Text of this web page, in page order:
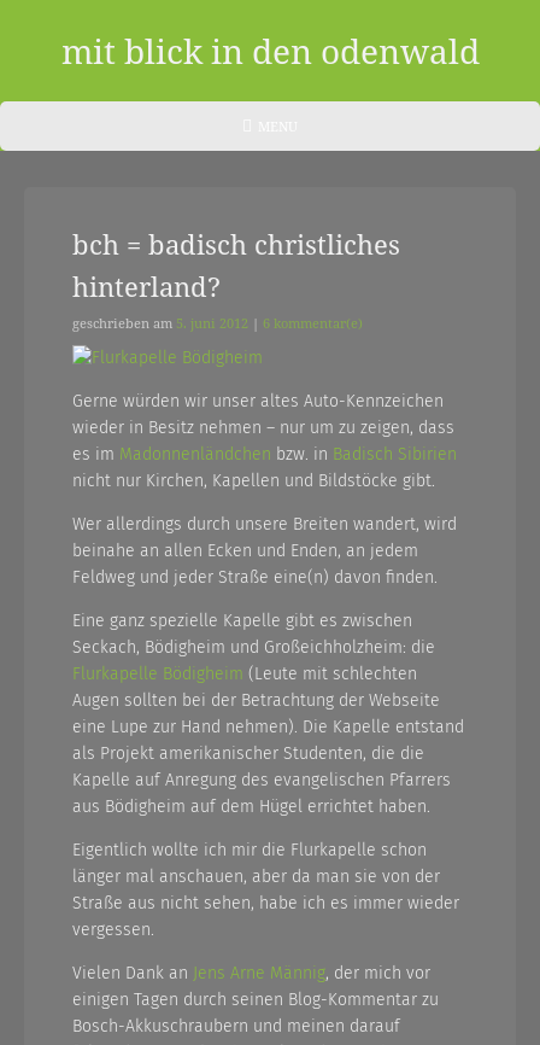
mit blick in den odenwald
blog
dem
odenwald
zwischendurch
und
nebenher…
bch = badisch christliches
hinterland?
geschrieben am 5. juni 2012 | 6 kommentar(e)
Gerne würden wir unser altes Auto-Kennzeichen
wieder in Besitz nehmen – nur um zu zeigen, dass
es im Madonnenländchen bzw. in Badisch Sibirien
nicht nur Kirchen, Kapellen und Bildstöcke gibt.
Wer allerdings durch unsere Breiten wandert, wird
beinahe an allen Ecken und Enden, an jedem
Feldweg und jeder Straße eine(n) davon finden.
Eine ganz spezielle Kapelle gibt es zwischen
Seckach, Bödigheim und Großeichholzheim: die
Flurkapelle Bödigheim (Leute mit schlechten
Augen sollten bei der Betrachtung der Webseite
eine Lupe zur Hand nehmen). Die Kapelle entstand
als Projekt amerikanischer Studenten, die die
Kapelle auf Anregung des evangelischen Pfarrers
aus Bödigheim auf dem Hügel errichtet haben.
Eigentlich wollte ich mir die Flurkapelle schon
länger mal anschauen, aber da man sie von der
Straße aus nicht sehen, habe ich es immer wieder
vergessen.
Vielen Dank an Jens Arne Männig, der mich vor
einigen Tagen durch seinen Blog-Kommentar zu
Bosch-Akkuschraubern und meinen darauf